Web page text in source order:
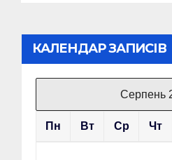
КАЛЕНДАР ЗАПИСІВ
Серпень
Пн Вт Ср Чт